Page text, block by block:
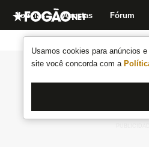
Usamos cookies para anúncios
site você concorda com a
Notícias Apostas Fórum